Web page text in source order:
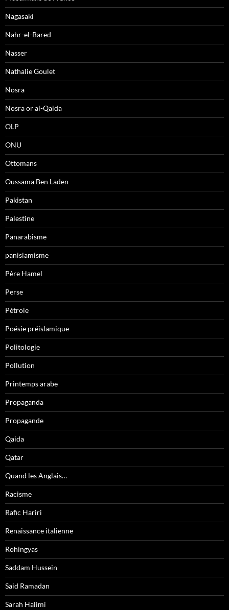
Nagasaki
Nahr-el-Bared
Nasser
Nathalie Goulet
Nosra
Nosra or al-Qaida
OLP
ONU
Ottomans
Oussama Ben Laden
Pakistan
Palestine
Panarabisme
panislamisme
Père Hamel
Perse
Pétrole
Poésie préislamique
Politologie
Pollution
Printemps arabe
Propaganda
Propagande
Qaida
Qatar
Quand les Anglais…
Racisme
Rafic Hariri
Renaissance italienne
Rohingyas
Saddam Hussein
Said Ramadan
Sarah Halimi